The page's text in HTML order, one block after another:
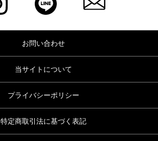
お問い合わせ
当サイトについて
プライバシーポリシー
特定商取引法に基づく表記